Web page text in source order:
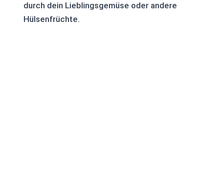
durch dein Lieblingsgemüse oder andere
Hülsenfrüchte.